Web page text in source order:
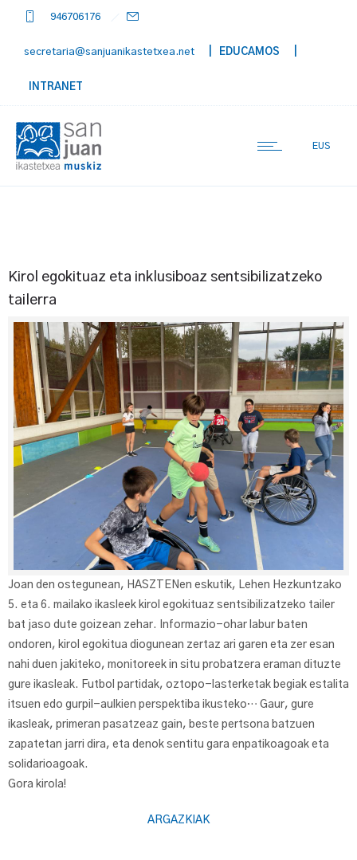
946706176
secretaria@sanjuanikastetxea.net | EDUCAMOS
INTRANET
EUS
Kirol egokituaz eta inklusiboaz sentsibilizatzeko
tailerra
Joan den ostegunean, HASZTENen eskutik, Lehen Hezkuntzako
5. eta 6. mailako ikasleek kirol egokituaz sentsibilizatzeko tailer
bat jaso dute goizean zehar. Informazio-ohar labur baten
ondoren, kirol egokitua diogunean zertaz ari garen eta zer esan
nahi duen jakiteko, monitoreek in situ probatzera eraman dituzte
gure ikasleak. Futbol partidak, oztopo-lasterketak begiak estalita
itsuen edo gurpil-aulkien perspektiba ikusteko… Gaur, gure
ikasleak, primeran pasatzeaz gain, beste pertsona batzuen
zapatetan jarri dira, eta denok sentitu gara enpatikoagoak eta
solidarioagoak.
Gora kirola!
ARGAZKIAK